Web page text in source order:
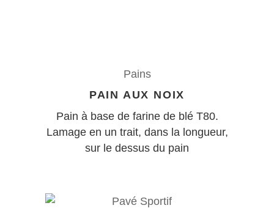
Pains
PAIN AUX NOIX
Pain à base de farine de blé T80.
Lamage en un trait, dans la longueur,
sur le dessus du pain